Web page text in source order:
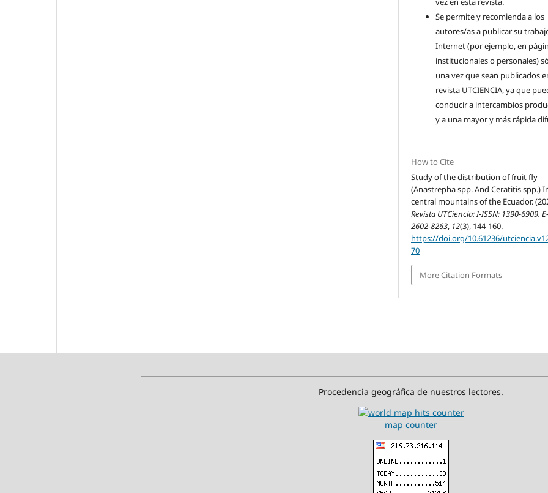
Se permite y recomienda a los
autores/as a publicar su
Internet (por ejemplo, en
institucionales o personales)
una vez que sean publicados
revista UTCIENCIA, ya que
conducir a intercambios
y a una mayor y más rápida
How to Cite
Study of the distribution of fruit fly
(Anastrepha spp. And Ceratitis spp.)
central mountains of the Ecuador.
Revista UTCiencia: I-ISSN: 1390-6909.
2602-8263, 12(3), 144-160.
https://doi.org/10.61236/
70
More Citation Formats
Procedencia geográfica de nuestros lectores.
map counter